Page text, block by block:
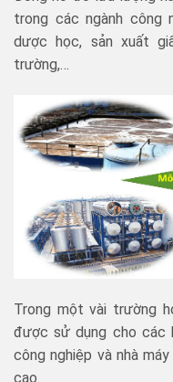
trong các ngành công
dược học, sản xuất
trường,…
Trong một vài trường
được sử dụng cho các
công nghiệp và nhà
cao.